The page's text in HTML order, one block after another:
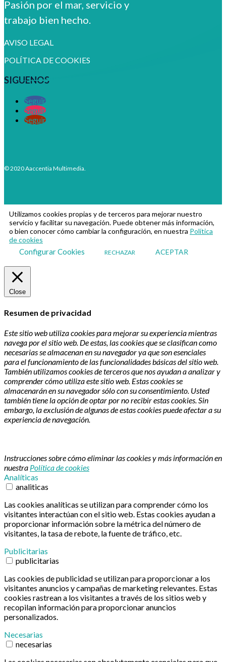
Pasión por el mar, servicio y
trabajo bien hecho.
AVISO LEGAL
POLÍTICA DE COOKIES
SIGUENOS
Seguir
Seguir
Seguir
© 2020 Aaccentia Multimedia.
Utilizamos cookies propias y de terceros para mejorar nuestro
servicio y facilitar su navegación. Puede obtener más información,
o bien conocer cómo cambiar la configuración, en nuestra Política
de cookies
Configurar Cookies RECHAZAR ACEPTAR
Close
Resumen de privacidad
Este sitio web utiliza cookies para mejorar su experiencia mientras
navega por el sitio web. De estas, las cookies que se clasifican como
necesarias se almacenan en su navegador ya que son esenciales
para el funcionamiento de las funcionalidades básicas del sitio web.
También utilizamos cookies de terceros que nos ayudan a analizar y
comprender cómo utiliza este sitio web. Estas cookies se
almacenarán en su navegador sólo con su consentimiento. Usted
también tiene la opción de optar por no recibir estas cookies. Sin
embargo, la exclusión de algunas de estas cookies puede afectar a su
experiencia de navegación.
Instrucciones sobre cómo eliminar las cookies y más información en
nuestra Política de cookies
Analíticas
analiticas
Las cookies analíticas se utilizan para comprender cómo los
visitantes interactúan con el sitio web. Estas cookies ayudan a
proporcionar información sobre la métrica del número de
visitantes, la tasa de rebote, la fuente de tráfico, etc.
Publicitarias
publicitarias
Las cookies de publicidad se utilizan para proporcionar a los
visitantes anuncios y campañas de marketing relevantes. Estas
cookies rastrean a los visitantes a través de los sitios web y
recopilan información para proporcionar anuncios
personalizados.
Necesarias
necesarias